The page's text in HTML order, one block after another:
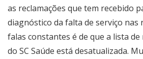
as reclamações que tem recebido
diagnóstico da falta de serviço nas
falas constantes é de que a lista
do SC Saúde está desatualizada.